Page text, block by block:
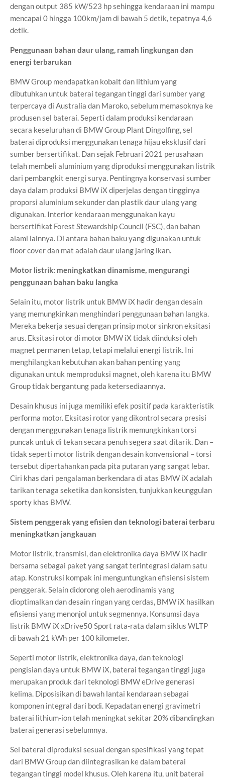
dengan output 385 kW/523 hp sehingga kendaraan ini mampu
mencapai 0 hingga 100km/jam di bawah 5 detik, tepatnya 4,6
detik.
Penggunaan bahan daur ulang, ramah lingkungan dan
energi terbarukan
BMW Group mendapatkan kobalt dan lithium yang
dibutuhkan untuk baterai tegangan tinggi dari sumber yang
terpercaya di Australia dan Maroko, sebelum memasoknya ke
produsen sel baterai. Seperti dalam produksi kendaraan
secara keseluruhan di BMW Group Plant Dingolfing, sel
baterai diproduksi menggunakan tenaga hijau eksklusif dari
sumber bersertifikat. Dan sejak Februari 2021 perusahaan
telah membeli aluminium yang diproduksi menggunakan listrik
dari pembangkit energi surya. Pentingnya konservasi sumber
daya dalam produksi BMW iX diperjelas dengan tingginya
proporsi aluminium sekunder dan plastik daur ulang yang
digunakan. Interior kendaraan menggunakan kayu
bersertifikat Forest Stewardship Council (FSC), dan bahan
alami lainnya. Di antara bahan baku yang digunakan untuk
floor cover dan mat adalah daur ulang jaring ikan.
Motor listrik: meningkatkan dinamisme, mengurangi
penggunaan bahan baku langka
Selain itu, motor listrik untuk BMW iX hadir dengan desain
yang memungkinkan menghindari penggunaan bahan langka.
Mereka bekerja sesuai dengan prinsip motor sinkron eksitasi
arus. Eksitasi rotor di motor BMW iX tidak diinduksi oleh
magnet permanen tetap, tetapi melalui energi listrik. Ini
menghilangkan kebutuhan akan bahan penting yang
digunakan untuk memproduksi magnet, oleh karena itu BMW
Group tidak bergantung pada ketersediaannya.
Desain khusus ini juga memiliki efek positif pada karakteristik
performa motor. Eksitasi rotor yang dikontrol secara presisi
dengan menggunakan tenaga listrik memungkinkan torsi
puncak untuk di tekan secara penuh segera saat ditarik. Dan –
tidak seperti motor listrik dengan desain konvensional – torsi
tersebut dipertahankan pada pita putaran yang sangat lebar.
Ciri khas dari pengalaman berkendara di atas BMW iX adalah
tarikan tenaga seketika dan konsisten, tunjukkan keunggulan
sporty khas BMW.
Sistem penggerak yang efisien dan teknologi baterai terbaru
meningkatkan jangkauan
Motor listrik, transmisi, dan elektronika daya BMW iX hadir
bersama sebagai paket yang sangat terintegrasi dalam satu
atap. Konstruksi kompak ini menguntungkan efisiensi sistem
penggerak. Selain didorong oleh aerodinamis yang
dioptimalkan dan desain ringan yang cerdas, BMW iX hasilkan
efisiensi yang menonjol untuk segmennya. Konsumsi daya
listrik BMW iX xDrive50 Sport rata-rata dalam siklus WLTP
di bawah 21 kWh per 100 kilometer.
Seperti motor listrik, elektronika daya, dan teknologi
pengisian daya untuk BMW iX, baterai tegangan tinggi juga
merupakan produk dari teknologi BMW eDrive generasi
kelima. Diposisikan di bawah lantai kendaraan sebagai
komponen integral dari bodi. Kepadatan energi gravimetri
baterai lithium-ion telah meningkat sekitar 20% dibandingkan
baterai generasi sebelumnya.
Sel baterai diproduksi sesuai dengan spesifikasi yang tepat
dari BMW Group dan diintegrasikan ke dalam baterai
tegangan tinggi model khusus. Oleh karena itu, unit baterai